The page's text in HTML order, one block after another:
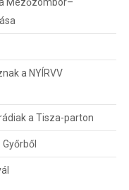
a NYÍRVV
a Tisza-parton